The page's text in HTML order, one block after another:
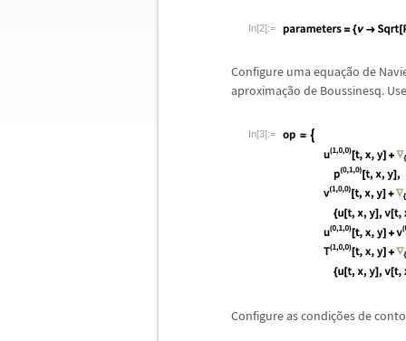
In[2]:=
Configure uma equação de
aproximação de Boussinesq.
In[3]:=
Configure as condições de